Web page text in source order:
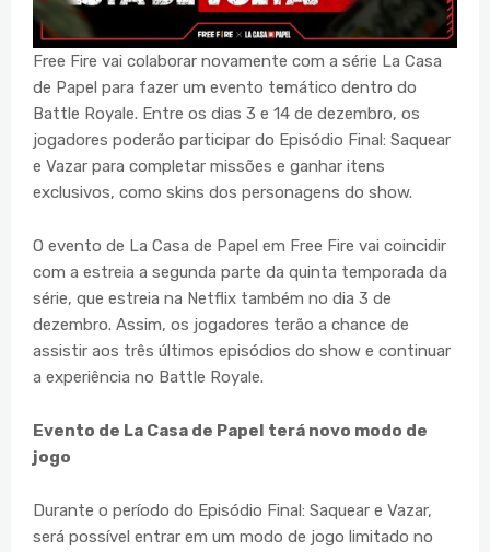
Free Fire vai colaborar novamente com a série La Casa
de Papel para fazer um evento temático dentro do
Battle Royale. Entre os dias 3 e 14 de dezembro, os
jogadores poderão participar do Episódio Final: Saquear
e Vazar para completar missões e ganhar itens
exclusivos, como skins dos personagens do show.
O evento de La Casa de Papel em Free Fire vai coincidir
com a estreia a segunda parte da quinta temporada da
série, que estreia na Netflix também no dia 3 de
dezembro. Assim, os jogadores terão a chance de
assistir aos três últimos episódios do show e continuar
a experiência no Battle Royale.
Evento de La Casa de Papel terá novo modo de
jogo
Durante o período do Episódio Final: Saquear e Vazar,
será possível entrar em um modo de jogo limitado no